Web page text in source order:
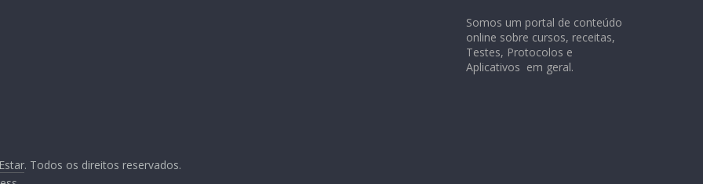
Somos um portal de conteúdo
online sobre cursos, receitas,
Testes, Protocolos e
Aplicativos em geral.
. Todos os direitos reservados.